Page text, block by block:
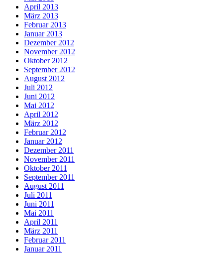
April 2013
März 2013
Februar 2013
Januar 2013
Dezember 2012
November 2012
Oktober 2012
September 2012
August 2012
Juli 2012
Juni 2012
Mai 2012
April 2012
März 2012
Februar 2012
Januar 2012
Dezember 2011
November 2011
Oktober 2011
September 2011
August 2011
Juli 2011
Juni 2011
Mai 2011
April 2011
März 2011
Februar 2011
Januar 2011